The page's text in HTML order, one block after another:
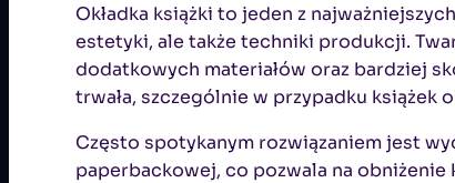
Okładka książki to jeden z
estetyki, ale także techniki produkcji.
dodatkowych materiałów oraz bardziej
trwała, szczególnie w przypadku książek o
Często spotykanym rozwiązaniem jest
paperbackowej, co pozwala na